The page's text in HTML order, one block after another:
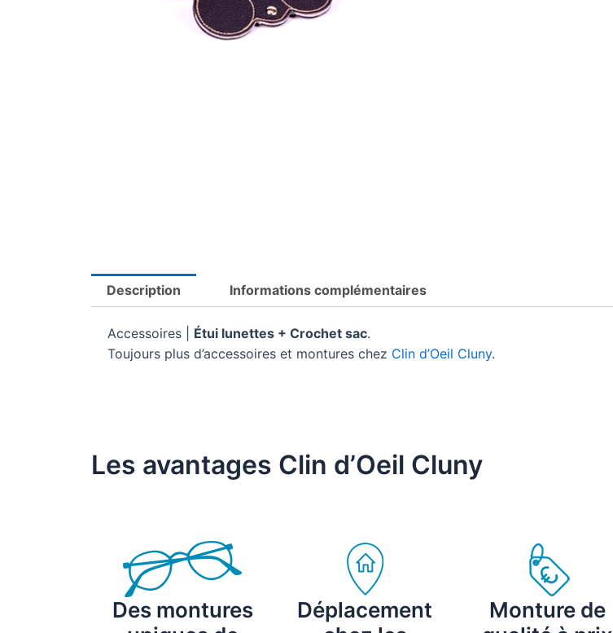
Description Informations complémentaires
Accessoires | Étui lunettes + Crochet sac.
Toujours plus d’accessoires et montures chez Clin d’Oeil Cluny.
Les avantages Clin d’Oeil Cluny
Des montures
Déplacement
Monture de